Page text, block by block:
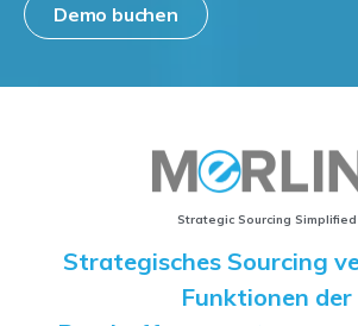
Demo buchen
Strategic Sourcing Simplified​
Strategisches Sourcing
Funktionen der